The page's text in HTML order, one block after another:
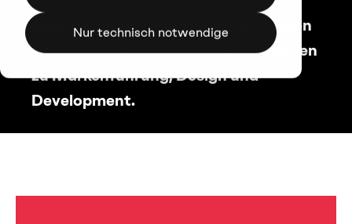
Nur technisch notwendige
Agenturalltag. Und: Tipps, Meinungen
und Perspektiven unserer Expert:innen
zu Markenführung, Design und
Development.